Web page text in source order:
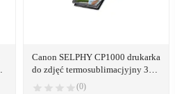
Canon SELPHY CP1000 drukarka
do zdjęć termosublimacjyjny 300
(0)